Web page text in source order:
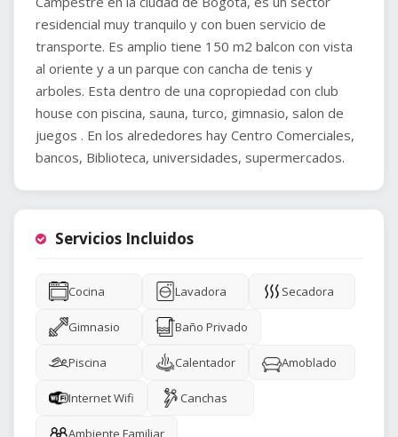
residencial muy tranquilo y con buen servicio de
transporte. Es amplio tiene 150 m2 balcon con vista
al oriente y a un parque con cancha de tenis y
arboles. Esta dentro de una copropiedad con club
house con piscina, sauna, turco, gimnasio, salon de
juegos . En los alrededores hay Centro Comerciales,
bancos, Biblioteca, universidades, supermercados.
Servicios Incluidos
Cocina Lavadora Secadora
Gimnasio Baño Privado
Piscina Calentador Amoblado
Internet Wifi Canchas
Ambiente Familiar